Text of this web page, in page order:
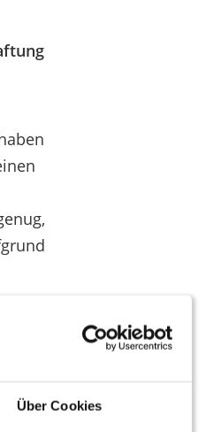
Über Cookies